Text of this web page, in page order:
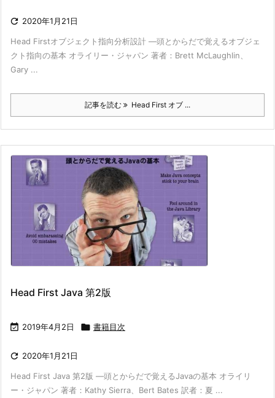
 2020年1月21日
Head Firstオブジェクト指向分析設計 ―頭とからだで覚えるオブジェ
クト指向の基本 オライリー・ジャパン 著者：Brett McLaughlin、
Gary ...
記事を読む Head First オブ ...
Head First Java 第2版
 2019年4月2日  書籍目次
 2020年1月21日
Head First Java 第2版 ―頭とからだで覚えるJavaの基本 オライリ
ー・ジャパン 著者：Kathy Sierra、Bert Bates 訳者：夏 ...